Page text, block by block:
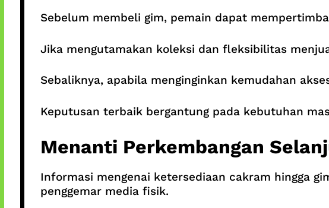
Sebelum membeli gim, pemain dapat
Jika mengutamakan koleksi dan fleksibilitas
Sebaliknya, apabila menginginkan kemudahan
Keputusan terbaik bergantung pada kebutuhan
Menanti Perkembangan
Informasi mengenai ketersediaan cakram hingga
penggemar media fisik.